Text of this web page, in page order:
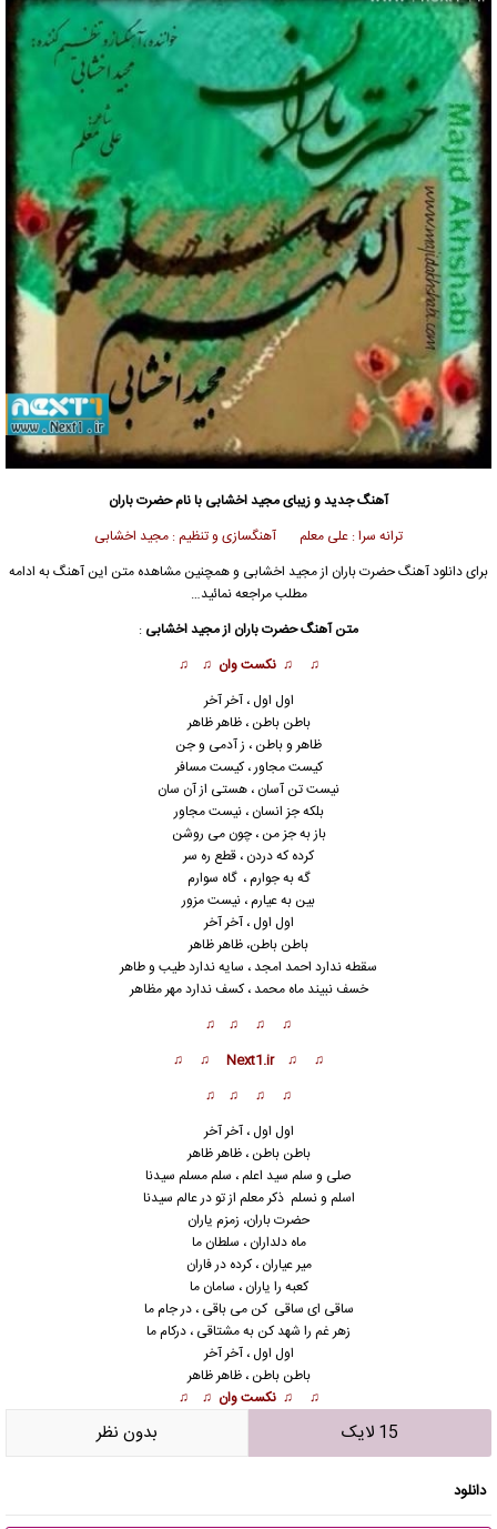
آهنگ جدید و زیبای مجید اخشابی با نام حضرت باران
ترانه سرا : علی معلم آهنگسازی و تنظیم : مجید اخشابی
برای دانلود آهنگ حضرت باران از مجید اخشابی و همچنین مشاهده متن این آهنگ به ادامه
مطلب مراجعه نمائید…
متن آهنگ حضرت باران از مجید اخشابی :
♫ ♫نکست وان ♫ ♫
اول اول ، آخر آخر
باطن باطن ، ظاهر ظاهر
ظاهر و باطن ، ز آدمی و جن
کیست مجاور ، کیست مسافر
نیست تن آسان ، هستی از آن سان
بلکه جز انسان ، نیست مجاور
باز به جز من ، چون می روشن
کرده که دردن ، قطع ره سر
گه به جوارم ، گاه سوارم
بین به عیارم ، نیست مزور
اول اول ، آخر آخر
باطن باطن، ظاهر ظاهر
سقطه ندارد احمد امجد ، سایه ندارد طیب و طاهر
خسف نبیند ماه محمد ، کسف ندارد مهر مظاهر
♫ ♫ ♫ ♫
♫ ♫ Next1.ir ♫ ♫
♫ ♫ ♫ ♫
اول اول ، آخر آخر
باطن باطن ، ظاهر ظاهر
صلی و سلم سید اعلم ، سلم مسلم سیدنا
اسلم و نسلم ذکر معلم از تو در عالم سیدنا
حضرت باران، زمزم یاران
ماه دلداران ، سلطان ما
میر عیاران ، کرده در فاران
کعبه را یاران ، سامان ما
ساقی ای ساقی کن می باقی ، در جام ما
زهر غم را شهد کن به مشتاقی ، درکام ما
اول اول ، آخر آخر
باطن باطن ، ظاهر ظاهر
♫ ♫نکست وان ♫ ♫
15 لایک بدون نظر
دانلود